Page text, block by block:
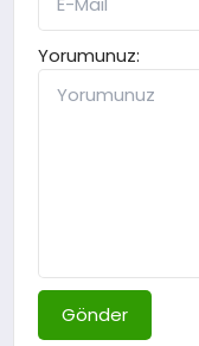
Yorumunuz:
Gönder